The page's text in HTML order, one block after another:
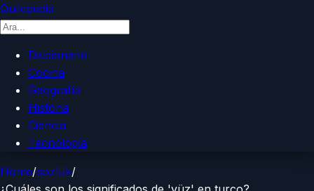
Quikipedia
Diccionario
Cocina
Geografía
Historia
Ciencia
Tecnología
Home/sozluk/